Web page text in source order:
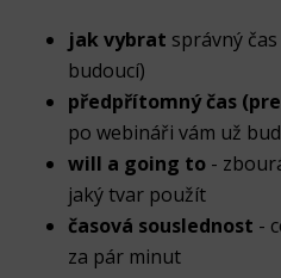
jak vybrat správný
budoucí)
předpřítomný čas
po webináři vám už
will a going to-
jaký tvar použít
časová souslednost -
za pár minut